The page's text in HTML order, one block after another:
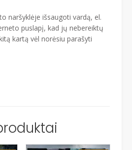
naršyklėje išsaugoti vardą, el.
puslapį, kad jų nebereiktų
kartą vėl norėsiu parašyti